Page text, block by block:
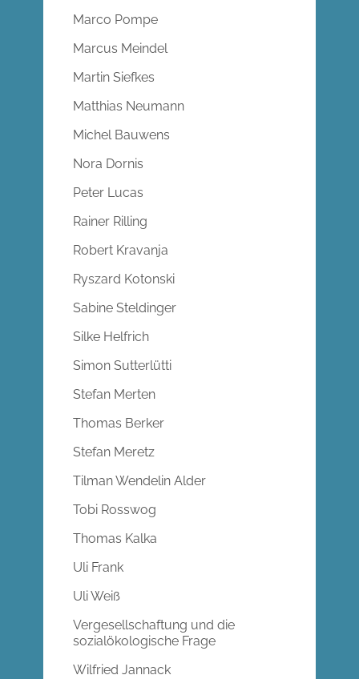
Marco Pompe
Marcus Meindel
Martin Siefkes
Matthias Neumann
Michel Bauwens
Nora Dornis
Peter Lucas
Rainer Rilling
Robert Kravanja
Ryszard Kotonski
Sabine Steldinger
Silke Helfrich
Simon Sutterlütti
Stefan Merten
Thomas Berker
Stefan Meretz
Tilman Wendelin Alder
Tobi Rosswog
Thomas Kalka
Uli Frank
Uli Weiß
Vergesellschaftung und die
sozialökologische Frage
Wilfried Jannack